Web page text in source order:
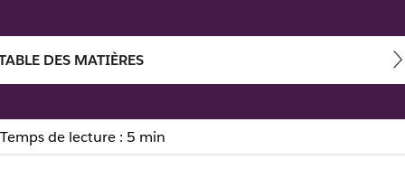
DES MATIÈRES
Temps de lecture : 5 min